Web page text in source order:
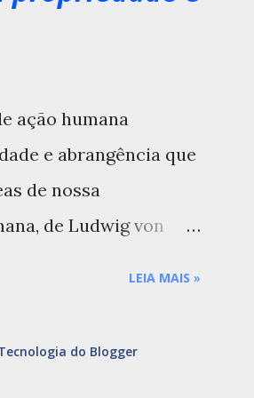
ação humana
e abrangência que
de nossa
de Ludwig von
LEIA MAIS »
do Blogger